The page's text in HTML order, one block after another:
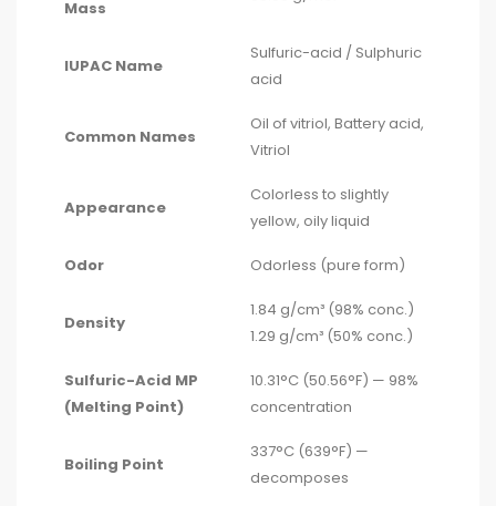
Mass
IUPAC Name
Sulfuric-acid / Sulphuric
acid
Common Names
Oil of vitriol, Battery acid,
Vitriol
Appearance
Colorless to slightly
yellow, oily liquid
Odor Odorless (pure form)
Density
1.84 g/cm³ (98% conc.)
1.29 g/cm³ (50% conc.)
Sulfuric-Acid MP
(Melting Point)
10.31°C (50.56°F) — 98%
concentration
Boiling Point
337°C (639°F) —
decomposes